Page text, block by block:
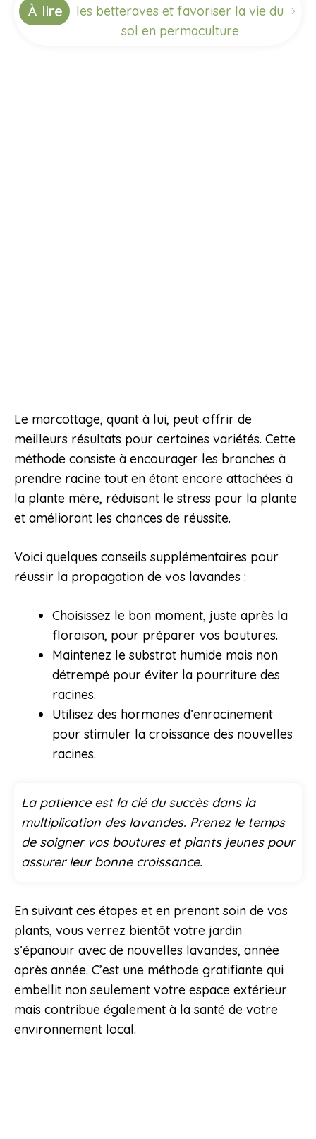
À lire
les betteraves et favoriser la vie du
sol en permaculture
Le marcottage, quant à lui, peut offrir de
meilleurs résultats pour certaines variétés. Cette
méthode consiste à encourager les branches à
prendre racine tout en étant encore attachées à
la plante mère, réduisant le stress pour la plante
et améliorant les chances de réussite.
Voici quelques conseils supplémentaires pour
réussir la propagation de vos lavandes :
Choisissez le bon moment, juste après la
floraison, pour préparer vos boutures.
Maintenez le substrat humide mais non
détrempé pour éviter la pourriture des
racines.
Utilisez des hormones d’enracinement
pour stimuler la croissance des nouvelles
racines.
La patience est la clé du succès dans la
multiplication des lavandes. Prenez le temps
de soigner vos boutures et plants jeunes pour
assurer leur bonne croissance.
En suivant ces étapes et en prenant soin de vos
plants, vous verrez bientôt votre jardin
s’épanouir avec de nouvelles lavandes, année
après année. C’est une méthode gratifiante qui
embellit non seulement votre espace extérieur
mais contribue également à la santé de votre
environnement local.